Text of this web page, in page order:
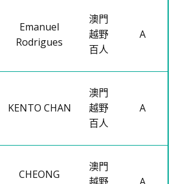
Emanuel
Rodrigues
澳門
越野
百人
A
KENTO CHAN
澳門
越野
百人
A
CHEONG
澳門